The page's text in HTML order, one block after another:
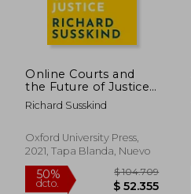
Online Courts and
the Future of Justice
(en Inglés)
Richard Susskind
Oxford University Press,
2021, Tapa Blanda, Nuevo